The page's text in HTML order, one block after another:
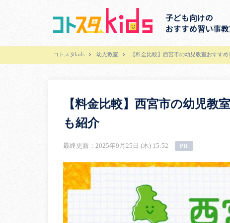
子ども向けの
おすすめ習い事
コトスタkids 幼児教室 【料金比較】西宮市の幼児教室おすす
【料金比較】西宮市の幼児教
も紹介
最終更新：2025年9月25日 (木) 15:52 PR